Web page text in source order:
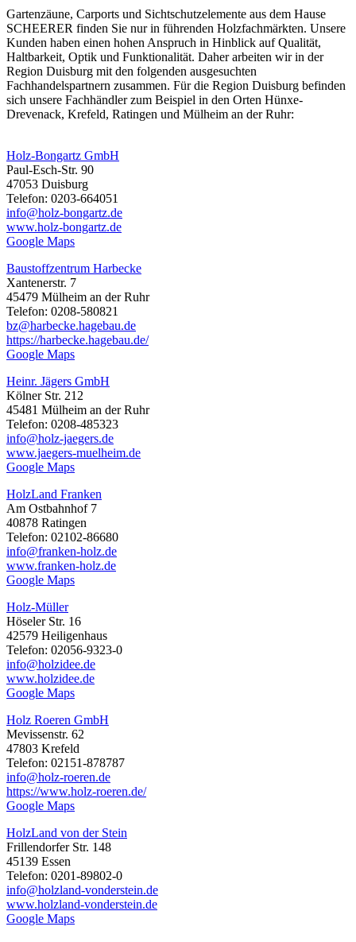
Gartenzäune, Carports und Sichtschutzelemente aus dem Hause
SCHEERER finden Sie nur in führenden Holzfachmärkten. Unsere
Kunden haben einen hohen Anspruch in Hinblick auf Qualität,
Haltbarkeit, Optik und Funktionalität. Daher arbeiten wir in der
Region Duisburg mit den folgenden ausgesuchten
Fachhandelspartnern zusammen. Für die Region Duisburg befinden
sich unsere Fachhändler zum Beispiel in den Orten Hünxe-
Drevenack, Krefeld, Ratingen und Mülheim an der Ruhr:
Holz-Bongartz GmbH
Paul-Esch-Str. 90
47053 Duisburg
Telefon: 0203-664051
info@holz-bongartz.de
www.holz-bongartz.de
Google Maps
Baustoffzentrum Harbecke
Xantenerstr. 7
45479 Mülheim an der Ruhr
Telefon: 0208-580821
bz@harbecke.hagebau.de
https://harbecke.hagebau.de/
Google Maps
Heinr. Jägers GmbH
Kölner Str. 212
45481 Mülheim an der Ruhr
Telefon: 0208-485323
info@holz-jaegers.de
www.jaegers-muelheim.de
Google Maps
HolzLand Franken
Am Ostbahnhof 7
40878 Ratingen
Telefon: 02102-86680
info@franken-holz.de
www.franken-holz.de
Google Maps
Holz-Müller
Höseler Str. 16
42579 Heiligenhaus
Telefon: 02056-9323-0
info@holzidee.de
www.holzidee.de
Google Maps
Holz Roeren GmbH
Mevissenstr. 62
47803 Krefeld
Telefon: 02151-878787
info@holz-roeren.de
https://www.holz-roeren.de/
Google Maps
HolzLand von der Stein
Frillendorfer Str. 148
45139 Essen
Telefon: 0201-89802-0
info@holzland-vonderstein.de
www.holzland-vonderstein.de
Google Maps